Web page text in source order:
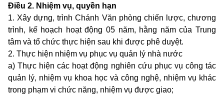
Điều 2. Nhiệm vụ, quyền hạn
1. Xây dựng, trình Chánh Văn phòng chiến lược, chương
trình, kế hoạch hoạt động 05 năm, hằng năm của Trung
tâm và tổ chức thực hiện sau khi được phê duyệt.
2. Thực hiện nhiệm vụ phục vụ quản lý nhà nước
a) Thực hiện các hoạt động nghiên cứu phục vụ công tác
quản lý, nhiệm vụ khoa học và công nghệ, nhiệm vụ khác
trong phạm vi chức năng, nhiệm vụ được giao;